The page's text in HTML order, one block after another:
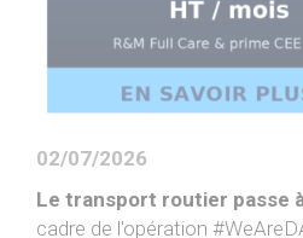
02/07/2026
Le transport routier passe
cadre de l'opération